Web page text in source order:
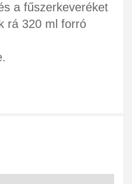
a fűszerkeveréket
rá 320 ml forró